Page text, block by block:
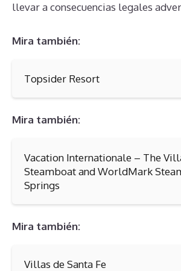
llevar a consecuencias legales
Mira también:
Topsider Resort
Mira también:
Vacation Internationale – The
Steamboat and WorldMark
Springs
Mira también:
Villas de Santa Fe